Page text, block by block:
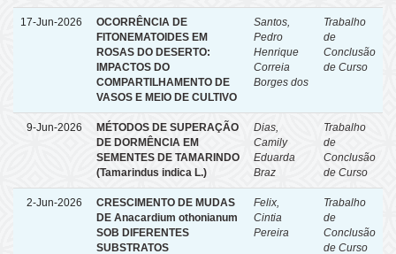
17-Jun-2026
OCORRÊNCIA DE
FITONEMATOIDES EM
ROSAS DO DESERTO:
IMPACTOS DO
COMPARTILHAMENTO DE
VASOS E MEIO DE CULTIVO
Santos,
Pedro
Henrique
Correia
Borges dos
Trabalho
de
Conclusão
de Curso
9-Jun-2026
MÉTODOS DE SUPERAÇÃO
DE DORMÊNCIA EM
SEMENTES DE TAMARINDO
(Tamarindus indica L.)
Dias,
Camily
Eduarda
Braz
Trabalho
de
Conclusão
de Curso
2-Jun-2026
CRESCIMENTO DE MUDAS
DE Anacardium othonianum
SOB DIFERENTES
SUBSTRATOS
Felix,
Cintia
Pereira
Trabalho
de
Conclusão
de Curso